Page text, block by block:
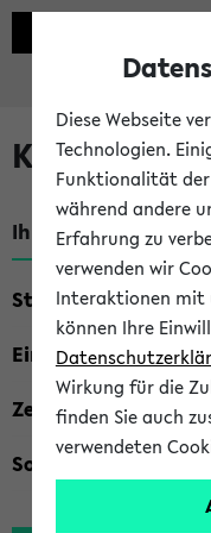
Ihre Suchkriterien:
Studienfach
Einrichtung
Zeiten
Sonstiges
Diese Webseite
Technologien.
Funktionalität der
während andere
Erfahrung zu
verwenden wir
Interaktionen mit
können Ihre
Wirkung für die
finden Sie auch
verwendeten